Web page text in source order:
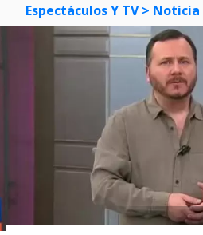
Espectáculos Y TV > Noticia